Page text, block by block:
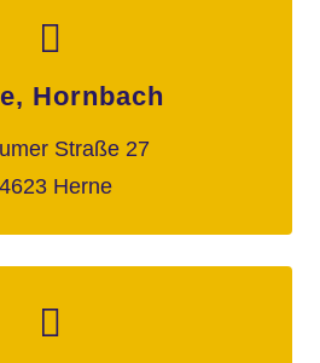
Hornbach
Straße 27
Herne